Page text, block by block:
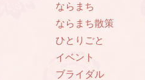
ならまち
ならまち散策
ひとりごと
イベント
ブライダル